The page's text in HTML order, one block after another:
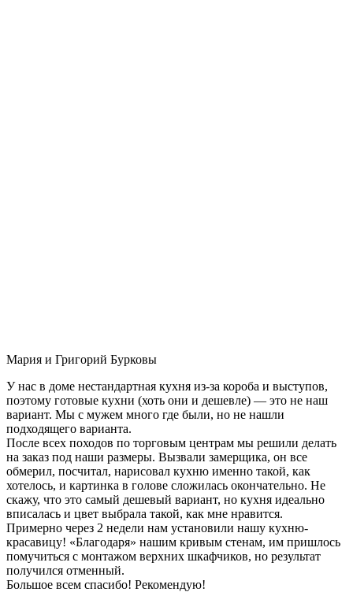
Мария и Григорий Бурковы
У нас в доме нестандартная кухня из-за короба и выступов,
поэтому готовые кухни (хоть они и дешевле) — это не наш
вариант. Мы с мужем много где были, но не нашли
подходящего варианта.
После всех походов по торговым центрам мы решили делать
на заказ под наши размеры. Вызвали замерщика, он все
обмерил, посчитал, нарисовал кухню именно такой, как
хотелось, и картинка в голове сложилась окончательно. Не
скажу, что это самый дешевый вариант, но кухня идеально
вписалась и цвет выбрала такой, как мне нравится.
Примерно через 2 недели нам установили нашу кухню-
красавицу! «Благодаря» нашим кривым стенам, им пришлось
помучиться с монтажом верхних шкафчиков, но результат
получился отменный.
Большое всем спасибо! Рекомендую!